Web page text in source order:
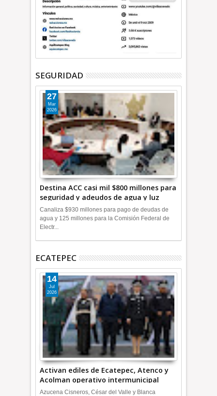
SEGURIDAD
Destina ACC casi mil $800 millones para
seguridad y adeudos de agua y luz
+Video
27
Mar
2026
Canaliza $930 millones para pago de deudas de
agua y 125 millones para la Comisión Federal de
Electr...
ECATEPEC
Activan ediles de Ecatepec, Atenco y
Acolman operativo intermunicipal
14
Jul
2026
Azucena Cisneros, César del Valle y Blanca